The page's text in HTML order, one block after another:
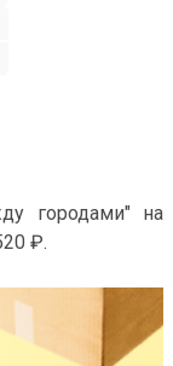
городами" на
₽.